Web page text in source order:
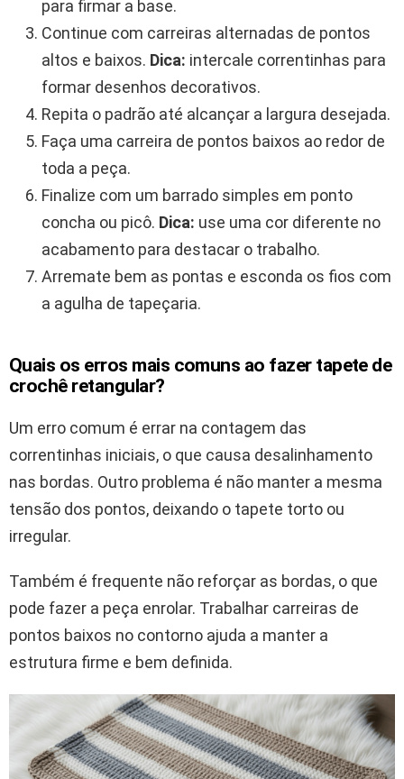
para firmar a base.
Continue com carreiras alternadas de pontos
altos e baixos. Dica: intercale correntinhas para
formar desenhos decorativos.
Repita o padrão até alcançar a largura desejada.
Faça uma carreira de pontos baixos ao redor de
toda a peça.
Finalize com um barrado simples em ponto
concha ou picô. Dica: use uma cor diferente no
acabamento para destacar o trabalho.
Arremate bem as pontas e esconda os fios com
a agulha de tapeçaria.
Quais os erros mais comuns ao fazer tapete de
crochê retangular?
Um erro comum é errar na contagem das
correntinhas iniciais, o que causa desalinhamento
nas bordas. Outro problema é não manter a mesma
tensão dos pontos, deixando o tapete torto ou
irregular.
Também é frequente não reforçar as bordas, o que
pode fazer a peça enrolar. Trabalhar carreiras de
pontos baixos no contorno ajuda a manter a
estrutura firme e bem definida.